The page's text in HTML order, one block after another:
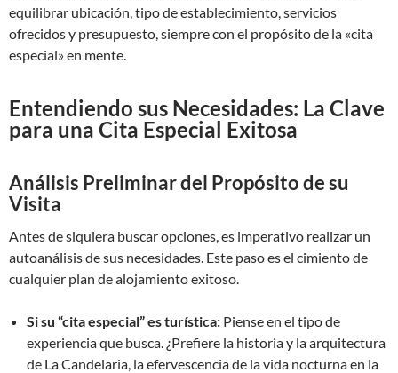
equilibrar ubicación, tipo de establecimiento, servicios
ofrecidos y presupuesto, siempre con el propósito de la «cita
especial» en mente.
Entendiendo sus Necesidades: La Clave
para una Cita Especial Exitosa
Análisis Preliminar del Propósito de su
Visita
Antes de siquiera buscar opciones, es imperativo realizar un
autoanálisis de sus necesidades. Este paso es el cimiento de
cualquier plan de alojamiento exitoso.
Si su “cita especial” es turística: Piense en el tipo de
experiencia que busca. ¿Prefiere la historia y la arquitectura
de La Candelaria, la efervescencia de la vida nocturna en la